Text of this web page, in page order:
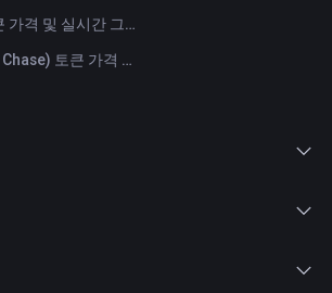
PEAK (PEAK) 토큰 가격 및 실시간 그래프
JPM (JPMorgan Chase) 토큰 가격 및 실시간 그래프